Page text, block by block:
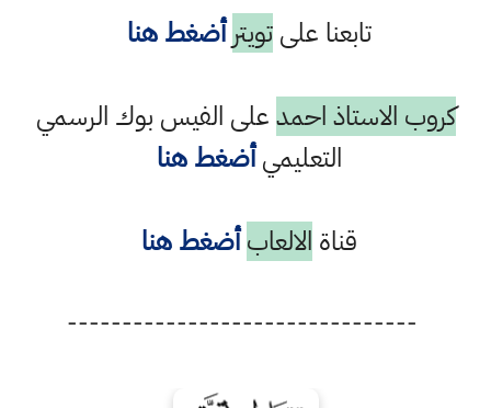
تابعنا علىتويتر أضغط هنا
كروب الاستاذ احمدعلى الفيس بوك الرسمي
التعليميأضغط هنا
قناة الالعاب أضغط هنا
--------------------------------